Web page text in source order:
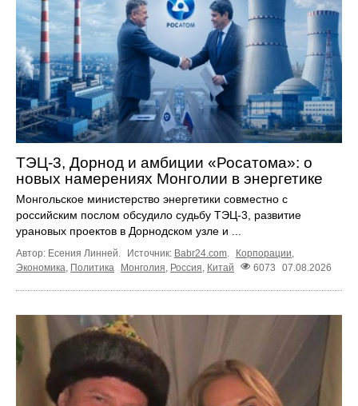
ТЭЦ-3, Дорнод и амбиции «Росатома»: о
новых намерениях Монголии в энергетике
Монгольское министерство энергетики совместно с
российским послом обсудило судьбу ТЭЦ‑3, развитие
урановых проектов в Дорнодском узле и ...
Автор: Есения Линней. Источник: Babr24.com. Корпорации,
Экономика Политика Монголия Россия Китай 6073 07.08.2026